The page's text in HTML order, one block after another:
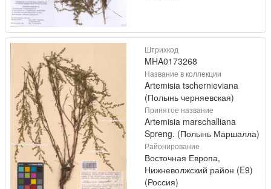
Штрихкод
MHA0173268
Название в коллекции
Artemisia tschernieviana
(Полынь черняевская)
Принятое название
Artemisia marschalliana
Spreng. (Полынь Маршалла)
Районирование
Восточная Европа,
Нижневолжский район (E9)
(Россия)